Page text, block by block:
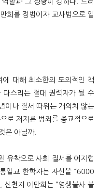
희를 정범이자 교사범으로 일
에 대해 최소한의 도의적인 책
다스리는 절대 권력자가 될 수
이나 질서 따위는 개의치 않는
로 저지른 범죄를 종교적으로
은 아닐까.
유착으로 사회 질서를 어지럽
일교 한학자는 자신을 “6000
신천지 이만희는 “영생불사 불